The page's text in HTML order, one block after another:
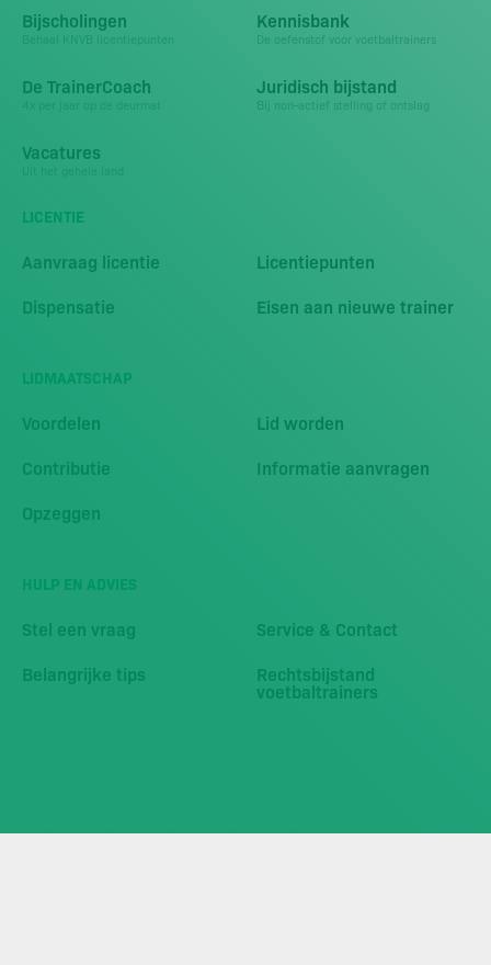
Bijscholingen
Behaal KNVB licentiepunten
Kennisbank
De oefenstof voor voetbaltrainers
De TrainerCoach Juridisch bijstand
Bij non-actief stelling of ontslag
Vacatures
LICENTIE
Aanvraag licentie
Licentiepunten
Dispensatie
Eisen aan nieuwe trainer
LIDMAATSCHAP
Voordelen
Lid worden
Contributie
Informatie aanvragen
Opzeggen
HULP EN ADVIES
Stel een vraag
Service & Contact
Belangrijke tips
Rechtsbijstand
voetbaltrainers